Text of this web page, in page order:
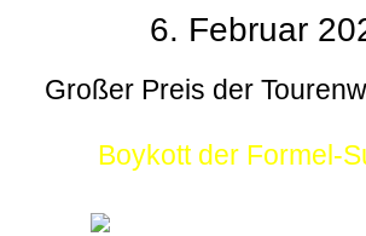
6. Februar
Großer Preis der
Boykott der Formel-